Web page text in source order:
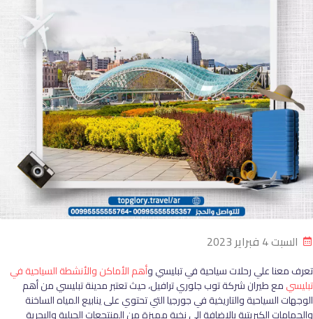
السبت 4 فبراير 2023
تعرف معنا علي رحلات سياحية في تبليسي وأهم الأماكن والأنشطة السياحية في
تبليسيمع طيران شركة توب جلوري ترافيل، حيث تعتبر مدينة تبليسي من أهم
الوجهات السياحية والتاريخية في جورجيا التي تحتوي على ينابيع المياه الساخنة
والحمامات الكبريتية بالإضافة إلى نخبة مميزة من المنتجعات الجبلية والبحرية